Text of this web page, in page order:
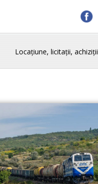
Locațiune, licitații, achiziții